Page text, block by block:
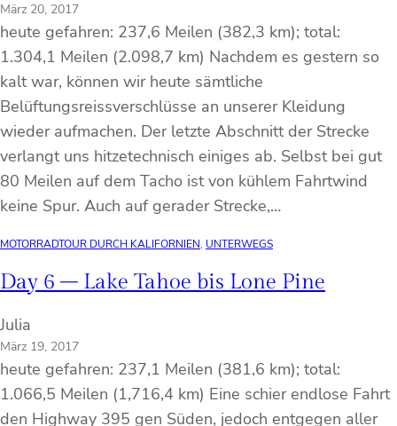
März 20, 2017
heute gefahren: 237,6 Meilen (382,3 km); total:
1.304,1 Meilen (2.098,7 km) Nachdem es gestern so
kalt war, können wir heute sämtliche
Belüftungsreissverschlüsse an unserer Kleidung
wieder aufmachen. Der letzte Abschnitt der Strecke
verlangt uns hitzetechnisch einiges ab. Selbst bei gut
80 Meilen auf dem Tacho ist von kühlem Fahrtwind
keine Spur. Auch auf gerader Strecke,…
MOTORRADTOUR DURCH KALIFORNIEN, UNTERWEGS
Day 6 – Lake Tahoe bis Lone Pine
Julia
März 19, 2017
heute gefahren: 237,1 Meilen (381,6 km); total:
1.066,5 Meilen (1,716,4 km) Eine schier endlose Fahrt
den Highway 395 gen Süden, jedoch entgegen aller